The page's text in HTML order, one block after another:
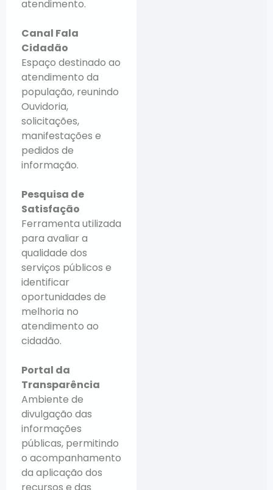
atendimento.
Canal Fala
Cidadão
Espaço destinado ao
atendimento da
população, reunindo
Ouvidoria,
solicitações,
manifestações e
pedidos de
informação.
Pesquisa de
Satisfação
Ferramenta utilizada
para avaliar a
qualidade dos
serviços públicos e
identificar
oportunidades de
melhoria no
atendimento ao
cidadão.
Portal da
Transparência
Ambiente de
divulgação das
informações
públicas, permitindo
o acompanhamento
da aplicação dos